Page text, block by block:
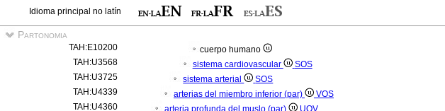
Idioma principal no latín
Partonomia
TAH:E10200
cuerpo humano
TAH:U3568
sistema cardiovascular
SOS
TAH:U3725
sistema arterial
SOS
TAH:U4339
arterias del miembro inferior (par)
VOS
TAH:U4360
arteria profunda del muslo (par)
UOV